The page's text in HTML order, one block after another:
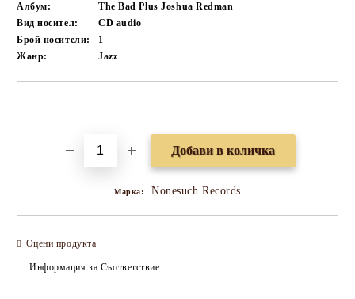
Албум:
The Bad Plus Joshua Redman
Вид носител:
CD audio
Брой носители:
1
Жанр:
Jazz
Марка: Nonesuch Records
Оцени продукта
Информация за Съответствие